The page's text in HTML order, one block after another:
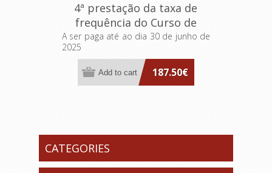
4ª prestação da taxa de
frequência do Curso de
Formação Especializada em
Organizações pelo
Pensamento Lean e
A ser paga até ao dia 30 de junho de
2025
187.50€
CATEGORIES